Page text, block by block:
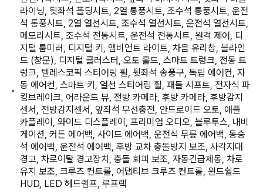
라이닝, 뒷좌석 폴딩시트, 2열 통풍시트, 조수석 통풍시트, 운전
석 통풍시트, 2열 열선시트, 조수석 열선시트, 운전석 열선시트,
메모리시트, 조수석 전동시트, 운전석 전동시트, 원격 제어, 디
지털 룸미러, 디지털 키, 앰비언트 라이트, 차음 유리창, 블라인
드 (창문), 디지털 클러스터, 오토 홀드, 스마트 트렁크, 전동 트
렁크, 텔레스코픽 스티어링 휠, 뒷좌석 송풍구, 독립 에어컨, 자
동 에어컨, 스마트 키, 열선 스티어링 휠, 패들 시프트, 전자식 파
킹브레이크, 어라운드 뷰, 전방 카메라, 후방 카메라, 후방감지
센서, 전방감지센서, 앞좌석 무선충전, 안드로이드 오토, 애플
카플레이, 와이드 디스플레이, 프리미엄 오디오, 블루투스, 내비
게이션, 커튼 에어백, 사이드 에어백, 운전석 무릎 에어백, 동승
석 에어백, 운전석 에어백, 후방 교차 충돌방지 보조, 사각지대
경고, 차로이탈 경고장치, 충돌 회피 보조, 자동긴급제동, 차로
유지 보조, 크루즈 컨트롤, 어댑티브 크루즈 컨트롤, 윈드쉴드
HUD, LED 헤드램프, 루프랙